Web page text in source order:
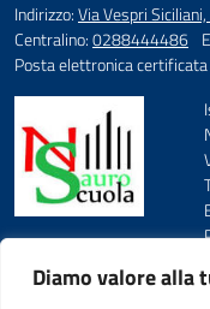
Diamo valore alla
Indirizzo:Via Vespri
Centralino:0288444486
Posta elettronica certificata
Codice Fiscale: